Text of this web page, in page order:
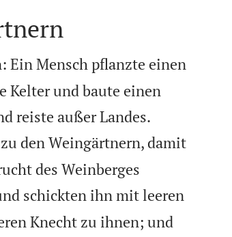
Ein Mensch pflanzte einen
Kelter und baute einen
reiste außer Landes.
den Weingärtnern, damit
des Weinberges
schickten ihn mit leeren
Knecht zu ihnen; und